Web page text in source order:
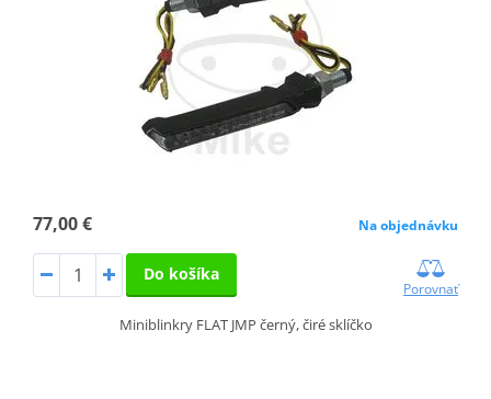
77,00 € Na objednávku
Do košíka
Porovnať
Miniblinkry FLAT JMP černý, čiré sklíčko